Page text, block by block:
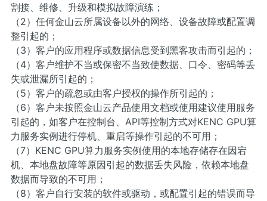
割接、维修、升级和模拟故障演练；
（2）任何金山云所属设备以外的网络、设备故障或配置调
整引起的；
（3）客户的应用程序或数据信息受到黑客攻击而引起的；
（4）客户维护不当或保密不当致使数据、口令、密码等丢
失或泄漏所引起的；
（5）客户的疏忽或由客户授权的操作所引起的；
（6）客户未按照金山云产品使用文档或使用建议使用服务
引起的，如客户在控制台、API等控制方式对KENC GPU算
力服务实例进行停机、重启等操作引起的不可用；
（7）KENC GPU算力服务实例使用的本地存储存在因宕
机、本地盘故障等原因引起的数据丢失风险，依赖本地盘
数据而导致的不可用；
（8）客户自行安装的软件或驱动，或配置引起的错误而导